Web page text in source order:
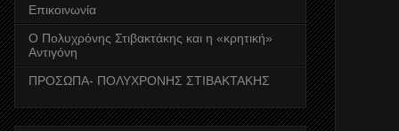
Επικοινωνία
Ο Πολυχρόνης Στιβακτάκης και η «κρητική»
Αντιγόνη
ΠΡΟΣΩΠΑ- ΠΟΛΥΧΡΟΝΗΣ ΣΤΙΒΑΚΤΑΚΗΣ